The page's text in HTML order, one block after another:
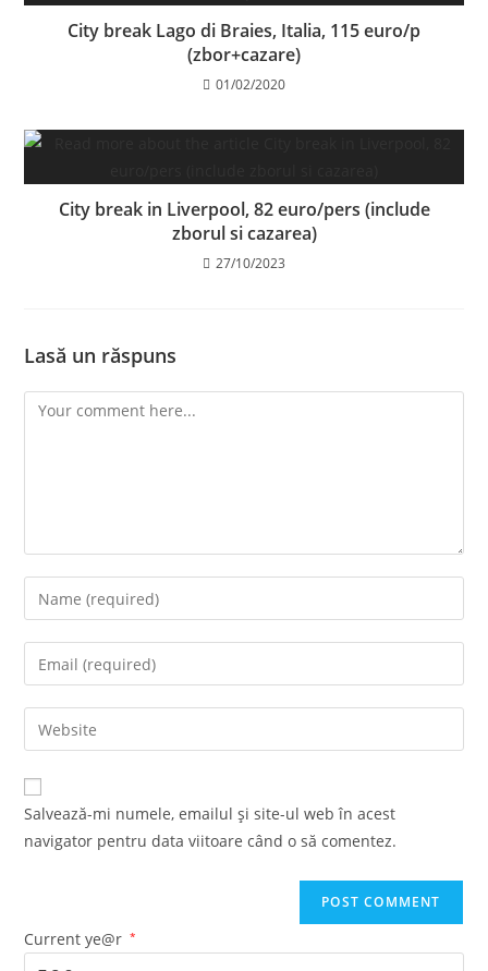
City break Lago di Braies, Italia, 115 euro/p
(zbor+cazare)
01/02/2020
City break in Liverpool, 82 euro/pers (include
zborul si cazarea)
27/10/2023
Lasă un răspuns
Comment
Enter
your
name
comment
Enter
your
email
address
comment
Enter
your
website
URL
Salvează-mi numele, emailul și site-ul web în acest
navigator pentru data viitoare când o să comentez.
Current ye@r *